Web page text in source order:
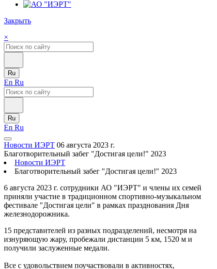
Закрыть
×
Ru
En Ru
Ru
En Ru
Новости ИЭРТ 06 августа 2023 г.
Благотворительный забег "Достигая цели!" 2023
Новости ИЭРТ
Благотворительный забег "Достигая цели!" 2023
6 августа 2023 г. сотрудники АО "ИЭРТ" и члены их семей
приняли участие в традиционном спортивно-музыкальном
фестивале "Достигая цели" в рамках празднования Дня
железнодорожника.
15 представителей из разных подразделений, несмотря на
изнуряющую жару, пробежали дистанции 5 км, 1520 м и
получили заслуженные медали.
Все с удовольствием поучаствовали в активностях,